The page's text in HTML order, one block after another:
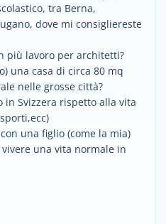
tra Berna,
dove mi consigliereste
più lavoro per architetti?
una casa di circa 80 mq
nelle grosse città?
in Svizzera rispetto alla vita
una figlio (come la mia)
una vita normale in